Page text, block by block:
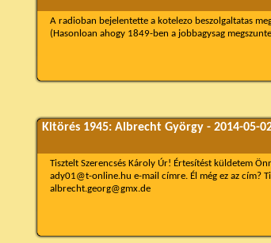
A radioban bejelentette a kotelezo beszolgaltatas
(Hasonloan ahogy 1849-ben a jobbagysag
Kitörés 1945: Albrecht György - 2014-05-
Tisztelt Szerencsés Károly Úr! Értesítést küldetem
ady01@t-online.hu e-mail címre. Él még ez az cím?
albrecht.georg@gmx.de